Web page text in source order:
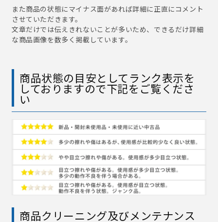
また商品の状態にマイナス面があれば詳細に正直にコメント
させていただきます。
文章だけでは伝えきれないことが多いため、できるだけ詳細
な商品画像を数多く掲載しています。
商品状態の目安としてランク表示を
しておりますので下記をご覧くださ
い
商品クリーニング及びメンテナンス